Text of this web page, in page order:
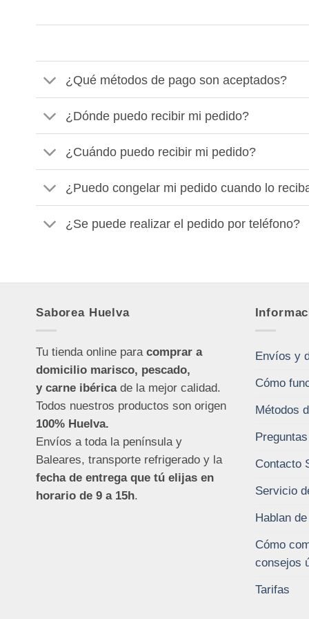
¿Qué métodos de pago son aceptados?
¿Dónde puedo recibir mi pedido?
¿Cuándo puedo recibir mi pedido?
¿Puedo congelar mi pedido cuando lo
¿Se puede realizar el pedido por teléfono?
Saborea Huelva
Tu tienda online para comprar a
domicilio marisco, pescado,
y carne ibéricade la mejor calidad.
Todos nuestros productos son origen
100% Huelva.
Envíos a toda la península y
Baleares, transporte refrigerado y la
fecha de entrega que tú elijas en
horario de 9 a 15h.
Envíos y
Cómo
Métodos
Contacto
Servicio
Hablan
Cómo
consejos
Tarifas